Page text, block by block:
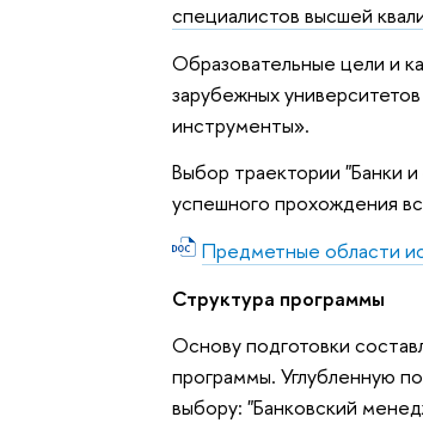
специалистов высшей
Образовательные цели и
зарубежных
инструменты».
Выбор траектории "Банки
успешного прохождения
Предметные области
Структура программы
Основу подготовки
программы. Углубленную
выбору: "Банковский